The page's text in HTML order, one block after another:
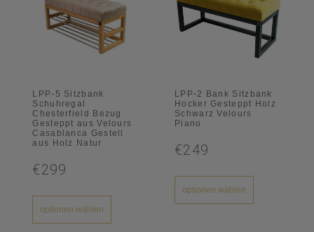
LPP-5 Sitzbank
Schuhregal
Chesterfield Bezug
Gesteppt aus Velours
Casablanca Gestell
aus Holz Natur
€299
optionen wählen
LPP-2 Bank Sitzbank
Hocker Gesteppt Holz
Schwarz Velours
Piano
€249
optionen wählen